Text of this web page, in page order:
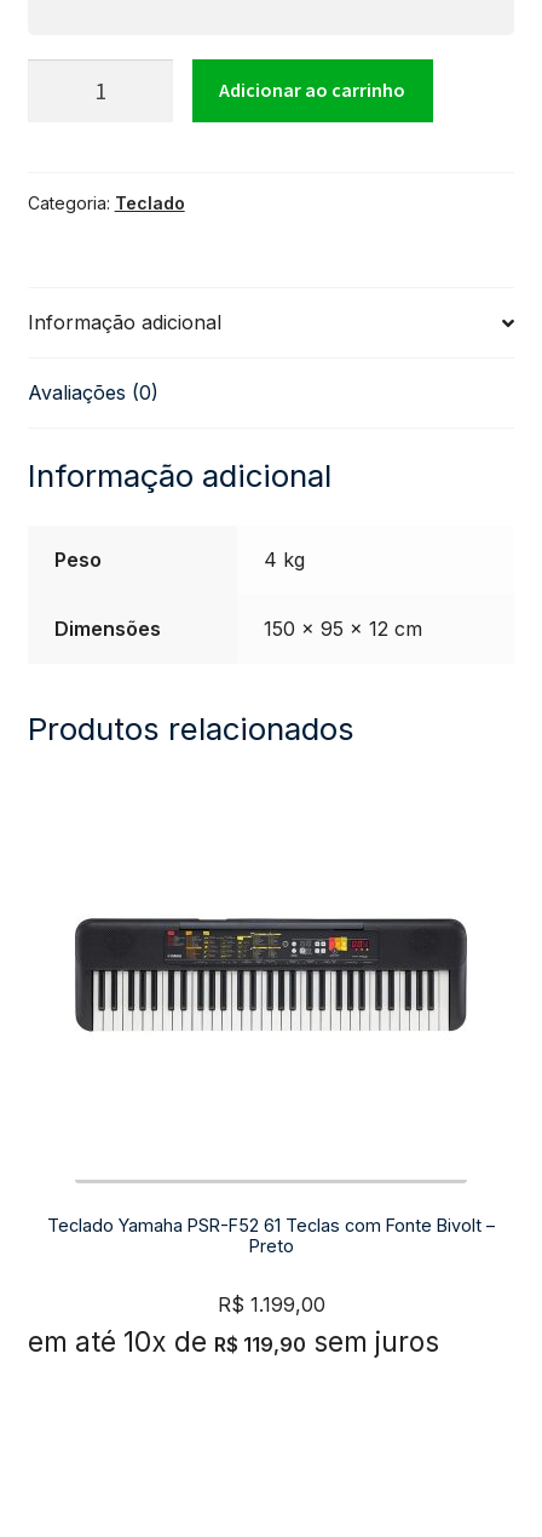
Teclado
Standart
61
Teclas
Adicionar ao carrinho
Categoria: Teclado
Informação adicional
Avaliações (0)
Informação adicional
Peso 4 kg
Dimensões 150 × 95 × 12 cm
Produtos relacionados
Teclado Yamaha PSR-F52 61 Teclas com Fonte Bivolt –
Preto
R$ 1.199,00
em até 10x de R$ 119,90 sem juros